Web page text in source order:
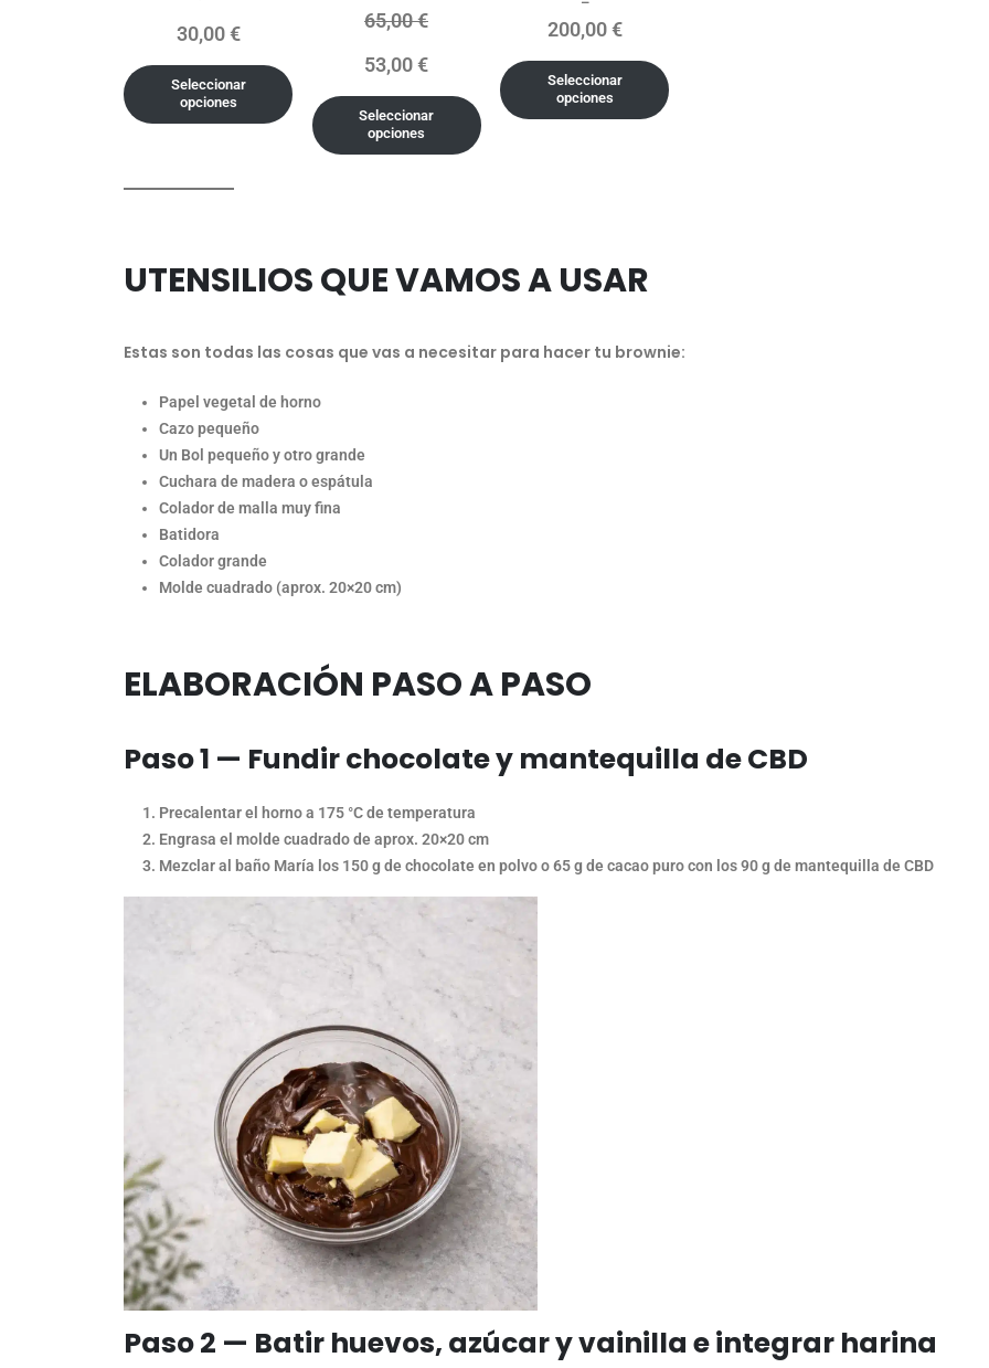
30,00€
Seleccionar
opciones
65,00€
53,00€
Seleccionar
opciones
200,00€
Seleccionar
opciones
UTENSILIOS QUE VAMOS A USAR
Estas son todas las cosas que vas a necesitar para hacer tu brownie:
Papel vegetal de horno
Cazo pequeño
Un Bol pequeño y otro grande
Cuchara de madera o espátula
Colador de malla muy fina
Batidora
Colador grande
Molde cuadrado (aprox. 20×20 cm)
ELABORACIÓN PASO A PASO
Paso 1 — Fundir chocolate y mantequilla de CBD
Precalentar el horno a 175 °C de temperatura
Engrasa el molde cuadrado de aprox. 20×20 cm
Mezclar al baño María los 150 g de chocolate en polvo o 65 g de cacao puro con los 90 g de mantequilla de CBD
Paso 2 — Batir huevos, azúcar y vainilla e integrar harina